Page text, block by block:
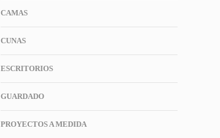
CAMAS
CUNAS
ESCRITORIOS
GUARDADO
PROYECTOS A MEDIDA